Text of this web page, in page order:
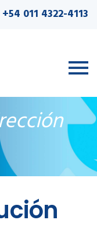
+54 011 4322-4113